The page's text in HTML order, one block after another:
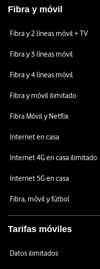
Fibra y móvil
Fibra y 2 líneas móvil + TV
Fibra y 3 líneas móvil
Fibra y 4 líneas móvil
Fibra y móvil ilimitado
Fibra Móvil y Netflix
Internet en casa
Internet 4G en casa ilimitado
Internet 5G en casa
Fibra, móvil y fútbol
Tarifas móviles
Datos ilimitados